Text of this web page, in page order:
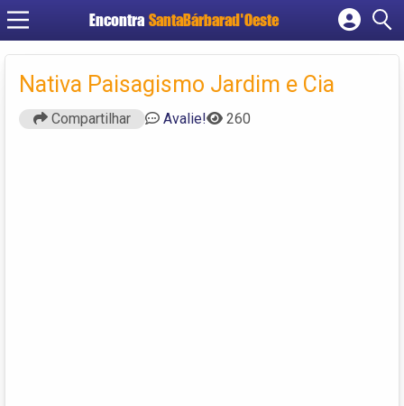
Encontra SantaBárbarad'Oeste
Cadastrar empresa
Criar conta
Nativa Paisagismo Jardim e Cia
Compartilhar Avalie! 260